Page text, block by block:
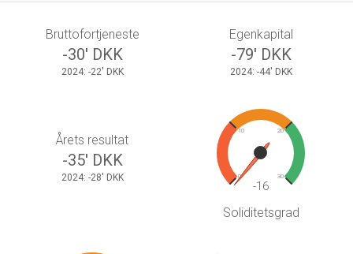
Bruttofortjeneste
-30' DKK
2024: -22' DKK
Egenkapital
-79' DKK
2024: -44' DKK
Årets resultat
-35' DKK
2024: -28' DKK 0
10 20
30
-16
Soliditetsgrad